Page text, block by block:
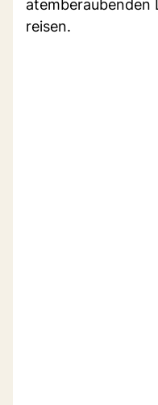
atemberaubenden
reisen.